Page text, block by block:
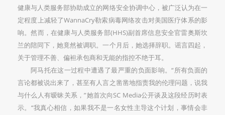
健康与人类服务部协助成立的网络安全协调中心，被广泛认为在一
定程度上减轻了WannaCry勒索病毒网络攻击对美国医疗体系的影
响。然而，在健康与人类服务部(HHS)副首席信息安全官雷奥斯坎
兰的陪同下，她竟然被调职。一个月后，她选择辞职。谣言四起，
关于管理不善、偏袒承包商和无能的指控不绝于耳。
阿马托在这一过程中遭遇了最严重的负面影响。“所有负面的
言论都被说出来了，甚至有人言之凿凿地指责我的伦理问题，说我
与什么人有暧昧关系，”她首次向SC Media公开谈及这段经历时表
示。“我真心相信，如果我不是一名女性主导这个计划，事情会非